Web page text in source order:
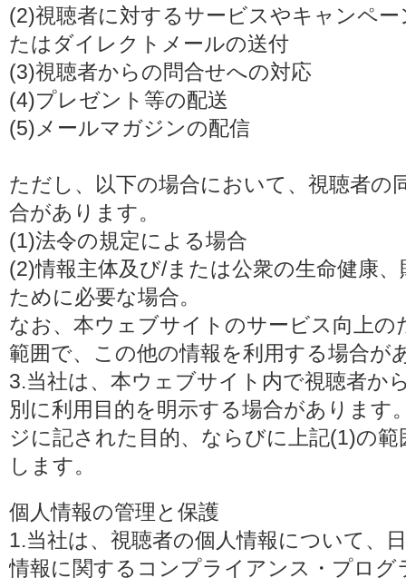
(2)視聴者に対するサービスやキャンペ
たはダイレクトメールの送付
(3)視聴者からの問合せへの対応
(4)プレゼント等の配送
(5)メールマガジンの配信
ただし、以下の場合において、視聴者の
合があります。
(1)法令の規定による場合
(2)情報主体及び/または公衆の生命健康
ために必要な場合。
なお、本ウェブサイトのサービス向上
範囲で、この他の情報を利用する場合が
3.当社は、本ウェブサイト内で視聴者か
別に利用目的を明示する場合があります
ジに記された目的、ならびに上記(1)の
します。
個人情報の管理と保護
1.当社は、視聴者の個人情報について、
情報に関するコンプライアンス・プロ